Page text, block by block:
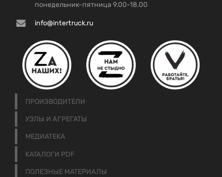
понедельник-пятница 9.00-18.00
info@intertruck.ru
ПРОИЗВОДИТЕЛИ
УЗЛЫ И АГРЕГАТЫ
МЕДИАТЕКА
КАТАЛОГИ PDF
ПОЛЕЗНЫЕ МАТЕРИАЛЫ